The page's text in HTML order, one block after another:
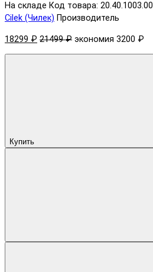
На складе Код товара: 20.40.1003.00
Cilek (Чилек) Производитель
18299 ₽ 21499 ₽ экономия 3200 ₽
Купить